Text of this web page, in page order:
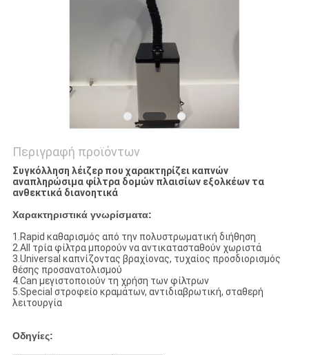
Περιγραφή προϊόντων
Συγκόλληση λέιζερ που χαρακτηρίζει καπνών
αναπληρώσιμα φίλτρα δομών πλαισίων εξολκέων τα
ανθεκτικά διανοητικά
Χαρακτηριστικά γνωρίσματα:
1.Rapid καθαρισμός από την πολυστρωματική διήθηση
2.All τρία φίλτρα μπορούν να αντικατασταθούν χωριστά
3.Universal καπνίζοντας βραχίονας, τυχαίος προσδιορισμός
θέσης προσανατολισμού
4.Can μεγιστοποιούν τη χρήση των φίλτρων
5.Special στροφείο κραμάτων, αντιδιαβρωτική, σταθερή
λειτουργία
Οδηγίες: